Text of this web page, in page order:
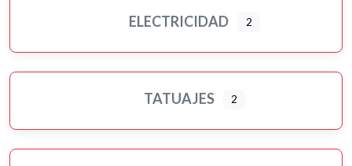
ELECTRICIDAD 2
TATUAJES 2